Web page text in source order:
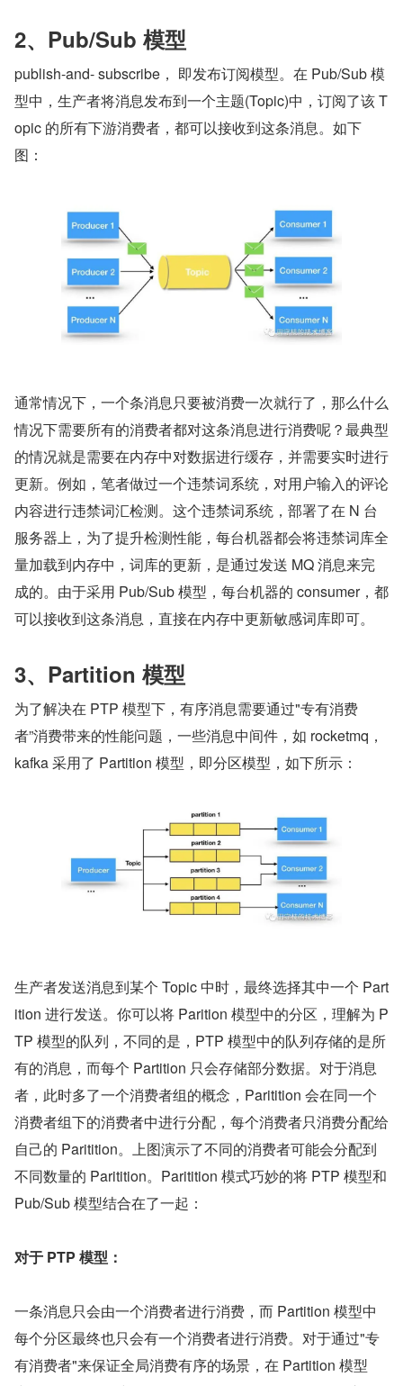
2、Pub/Sub 模型
publish-and- subscribe， 即发布订阅模型。在 Pub/Sub 模
型中，生产者将消息发布到一个主题(Topic)中，订阅了该 T
opic 的所有下游消费者，都可以接收到这条消息。如下
图：
通常情况下，一个条消息只要被消费一次就行了，那么什么
情况下需要所有的消费者都对这条消息进行消费呢？最典型
的情况就是需要在内存中对数据进行缓存，并需要实时进行
更新。例如，笔者做过一个违禁词系统，对用户输入的评论
内容进行违禁词汇检测。这个违禁词系统，部署了在 N 台
服务器上，为了提升检测性能，每台机器都会将违禁词库全
量加载到内存中，词库的更新，是通过发送 MQ 消息来完
成的。由于采用 Pub/Sub 模型，每台机器的 consumer，都
可以接收到这条消息，直接在内存中更新敏感词库即可。
3、Partition 模型
为了解决在 PTP 模型下，有序消息需要通过"专有消费
者”消费带来的性能问题，一些消息中间件，如 rocketmq，
kafka 采用了 Partition 模型，即分区模型，如下所示：
生产者发送消息到某个 Topic 中时，最终选择其中一个 Part
ition 进行发送。你可以将 Parition 模型中的分区，理解为 P
TP 模型的队列，不同的是，PTP 模型中的队列存储的是所
有的消息，而每个 Partition 只会存储部分数据。对于消息
者，此时多了一个消费者组的概念，Paritition 会在同一个
消费者组下的消费者中进行分配，每个消费者只消费分配给
自己的 Paritition。上图演示了不同的消费者可能会分配到
不同数量的 Paritition。Paritition 模式巧妙的将 PTP 模型和
Pub/Sub 模型结合在了一起：
对于 PTP 模型：
一条消息只会由一个消费者进行消费，而 Partition 模型中
每个分区最终也只会有一个消费者进行消费。对于通过"专
有消费者"来保证全局消费有序的场景，在 Partition 模型